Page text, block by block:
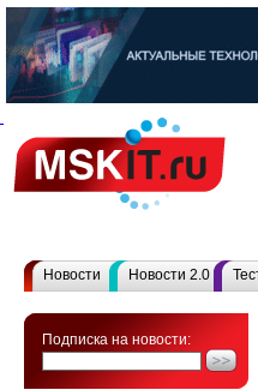
Новости Новости 2.0
Подписка на новости: